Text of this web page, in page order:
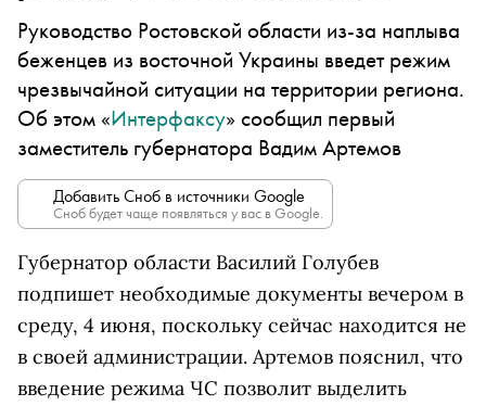
Руководство Ростовской области из-за наплыва
беженцев из восточной Украины введет режим
чрезвычайной ситуации на территории региона.
Об этом «Интерфаксу» сообщил первый
заместитель губернатора Вадим Артемов
Добавить Сноб в источники Google
Сноб будет чаще появляться у вас в Google.
Губернатор области Василий Голубев
подпишет необходимые документы вечером в
среду, 4 июня, поскольку сейчас находится не
в своей администрации. Артемов пояснил, что
введение режима ЧС позволит выделить